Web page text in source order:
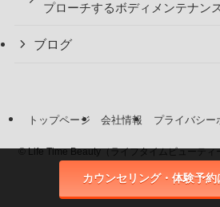
プローチするボディメンテナン
ブログ
トップページ 会社情報 プライバシー
©Life Time Beauty（ライフタイムビューティ
カウンセリング・体験予約